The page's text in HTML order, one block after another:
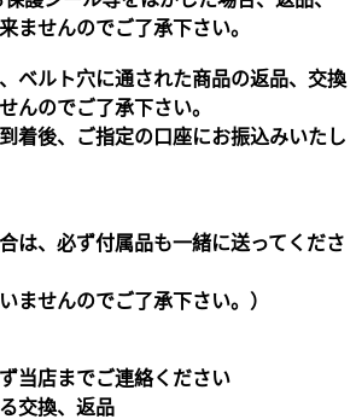
ませんのでご了承下さい。
ベルト穴に通された商品の返品、交換
んのでご了承下さい。
着後、ご指定の口座にお振込みいたし
は、必ず付属品も一緒に送ってくださ
ませんのでご了承下さい。）
当店までご連絡ください
交換、返品